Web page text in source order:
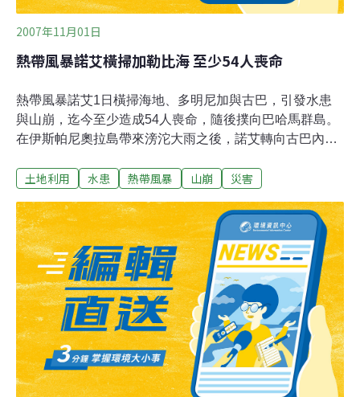
2007年11月01日
熱帶風暴諾艾橫掃加勒比海 至少54人喪命
熱帶風暴諾艾1日橫掃海地、多明尼加與古巴，引發水患
與山崩，迄今至少造成54人喪命，隨後撲向巴哈馬群島。
在伊斯帕尼奧拉島帶來滂沱大雨之後，諾艾轉向古巴內陸
明尼加國家緊急救災委員會表示，全國各地約2萬民眾已
離家園。古巴也有約9千民眾撤離家園。
土地利用 水患 熱帶風暴 山崩 災害